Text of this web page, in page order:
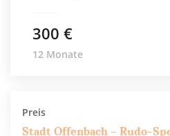
300 €
12 Monate
Preis
Stadt Offenbach – Rudo-